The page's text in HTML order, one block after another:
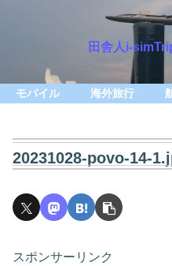
田舎人i-
モバイル 海外旅行
20231028-povo-14-
スポンサーリンク